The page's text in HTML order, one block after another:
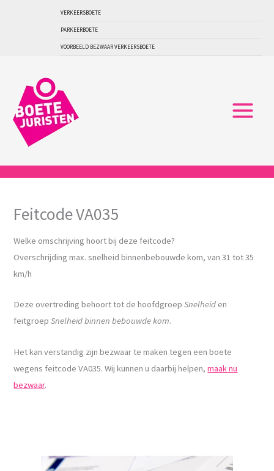
VERKEERSBOETE
PARKEERBOETE
VOORBEELD BEZWAAR VERKEERSBOETE
Feitcode VA035
Welke omschrijving hoort bij deze feitcode?
Overschrijding max. snelheid binnenbebouwde kom, van 31 tot 35
km/h
Deze overtreding behoort tot de hoofdgroepSnelheid en
feitgroepSnelheid binnen bebouwde kom.
Het kan verstandig zijn bezwaar te maken tegen een boete
wegens feitcode VA035. Wij kunnen u daarbij helpen,maak nu
bezwaar.